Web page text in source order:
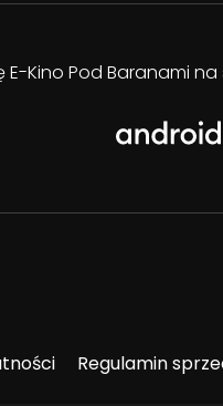
E-Kino Pod Baranami
Regulamin